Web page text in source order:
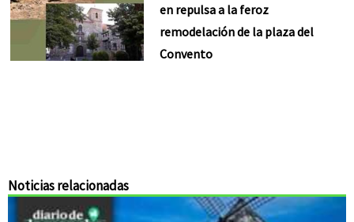
en repulsa a la feroz
remodelación de la plaza del
Convento
Noticias relacionadas